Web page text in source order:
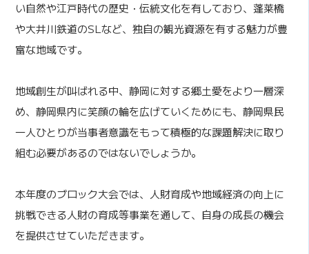
い自然や江戸時代の歴史・伝統文化を有しており、蓬莱橋
や大井川鉄道のSLなど、独自の観光資源を有する魅力が豊
富な地域です。
地域創生が叫ばれる中、静岡に対する郷土愛をより一層深
め、静岡県内に笑顔の輪を広げていくためにも、静岡県民
一人ひとりが当事者意識をもって積極的な課題解決に取り
組む必要があるのではないでしょうか。
本年度のブロック大会では、人財育成や地域経済の向上に
挑戦できる人財の育成等事業を通して、自身の成長の機会
を提供させていただきます。